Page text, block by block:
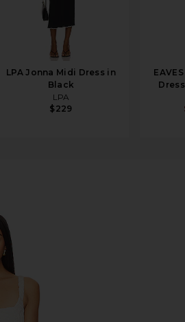
LPA Jonna Midi Dress in
Black
LPA
$229
Dress in White